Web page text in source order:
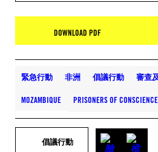
DOWNLOAD PDF
緊急行動 非洲 倡議行動 審查
MOZAMBIQUE PRISONERS OF
倡議行動